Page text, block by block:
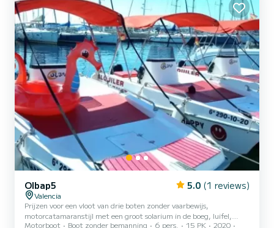
Olbap5 5.0 (1 reviews)
Valencia
Prijzen voor een vloot van drie boten zonder vaarbewijs,
motorcatamaranstijl met een groot solarium in de boeg, luifel,
draagbare koelkast, zwemtrap en GPS.
Motorboot Boot zonder bemanning 6 pers. 15 PK
2020